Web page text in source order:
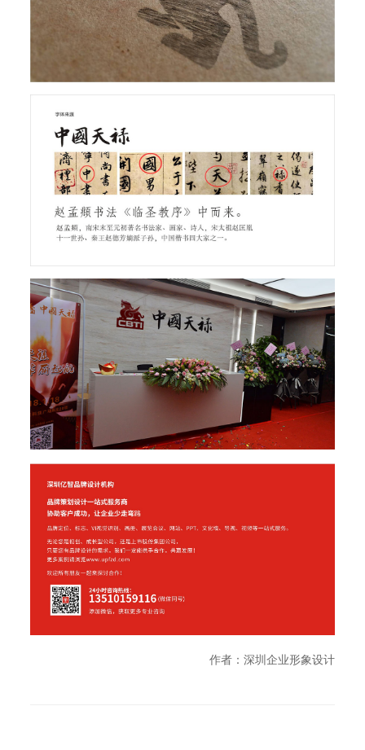
作者：深圳企业形象设计